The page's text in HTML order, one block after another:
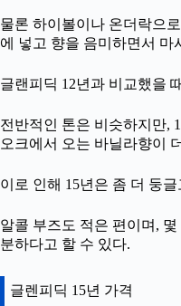
물론 하이볼이나 온더락으
에 넣고 향을 음미하면서 마
글랜피딕 12년과 비교했을
전반적인 톤은 비슷하지만,
오크에서 오는 바닐라향이
이로 인해 15년은 좀 더 둥
알콜 부즈도 적은 편이며,
분하다고 할 수 있다.
글렌피딕 15년 가격